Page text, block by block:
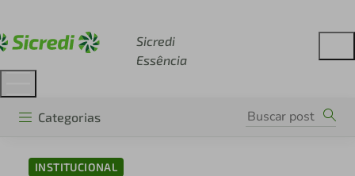
Sicredi
Essência
Categorias
INSTITUCIONAL